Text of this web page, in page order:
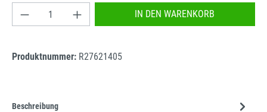
Produkt Anzahl: Gib den gewünschten Wert
IN DEN WARENKORB
Produktnummer: R27621405
Beschreibung